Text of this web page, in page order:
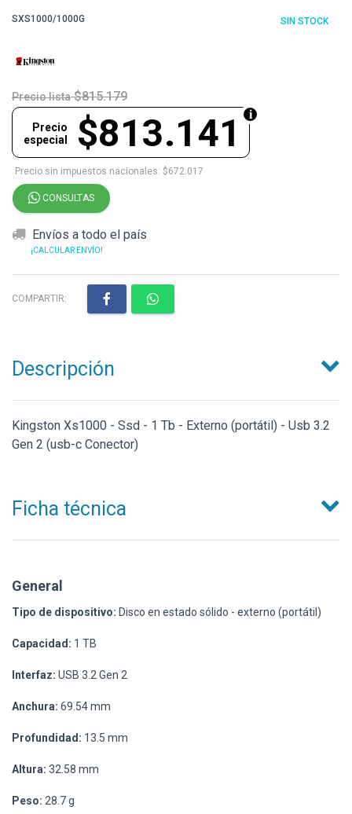
SXS1000/1000G SIN STOCK
Precio lista $815.179
$813.141
Precio
especial
Precio sin impuestos nacionales: $672.017
CONSULTAS
Envíos a todo el país
¡CALCULAR ENVÍO!
COMPARTIR:
Descripción
Kingston Xs1000 - Ssd - 1 Tb - Externo (portátil) - Usb 3.2
Gen 2 (usb-c Conector)
Ficha técnica
General
Tipo de dispositivo: Disco en estado sólido - externo (portátil)
Capacidad: 1 TB
Interfaz: USB 3.2 Gen 2
Anchura: 69.54 mm
Profundidad: 13.5 mm
Altura: 32.58 mm
Peso: 28.7 g